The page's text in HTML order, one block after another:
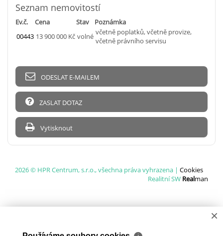
Seznam nemovitostí
Ev.č. Cena Stav
Poznámka
00443 13 900 000 Kč volné včetně poplatků, včetně provize,
včetně právního servisu
ODESLAT E-MAILEM
ZASLAT DOTAZ
Vytisknout
2026 © HPR Centrum, s.r.o., všechna práva vyhrazena | Cookies
Realitní SW Realman
×